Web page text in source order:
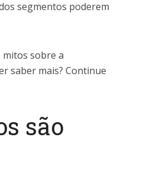
segmentos poderem
sobre a
saber mais? Continue
são